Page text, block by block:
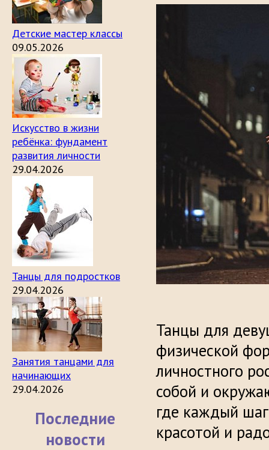
Детские мастер классы
09.05.2026
Искусство в жизни
ребёнка: фундамент
развития личности
29.04.2026
Танцы для подростков
29.04.2026
Занятия танцами для
начинающих
29.04.2026
Последние
новости
Танцы для
физической
личностного
собой и
где каждый
красотой и